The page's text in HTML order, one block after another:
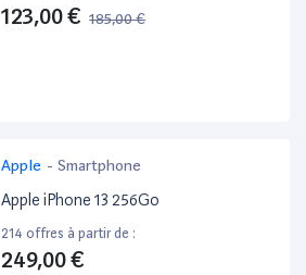
123,00 € 185,00 €
Apple - Smartphone
Apple iPhone 13 256Go
214 offres à partir de :
249,00 €